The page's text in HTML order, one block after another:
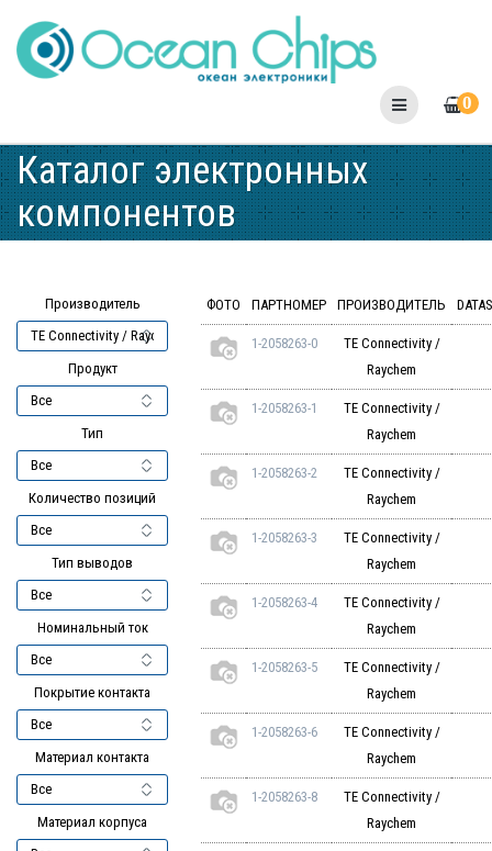
to
content
0
Каталог электронных
компонентов
Производитель
Продукт
Тип
Количество позиций
Тип выводов
Номинальный ток
Покрытие контакта
Материал контакта
Материал корпуса
ФОТО ПАРТНОМЕР ПРОИЗВОДИТЕЛЬ
1-2058263-0
TE Connectivity /
Raychem
1-2058263-1
TE Connectivity /
Raychem
1-2058263-2
TE Connectivity /
Raychem
1-2058263-3
TE Connectivity /
Raychem
1-2058263-4
TE Connectivity /
Raychem
1-2058263-5
TE Connectivity /
Raychem
1-2058263-6
TE Connectivity /
Raychem
1-2058263-8
TE Connectivity /
Raychem